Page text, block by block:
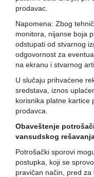
prodavac.
Napomena: Zbog
monitora, nijanse boja
odstupati od stvarnog
odgovornost za
na ekranu i stvarnog
U slučaju prihvaćene
sredstava, iznos
korisnika platne kartice
prodavca.
Obaveštenje
vansudskog
Potrošački sporovi
postupka, koji se
pravičan način, pred za